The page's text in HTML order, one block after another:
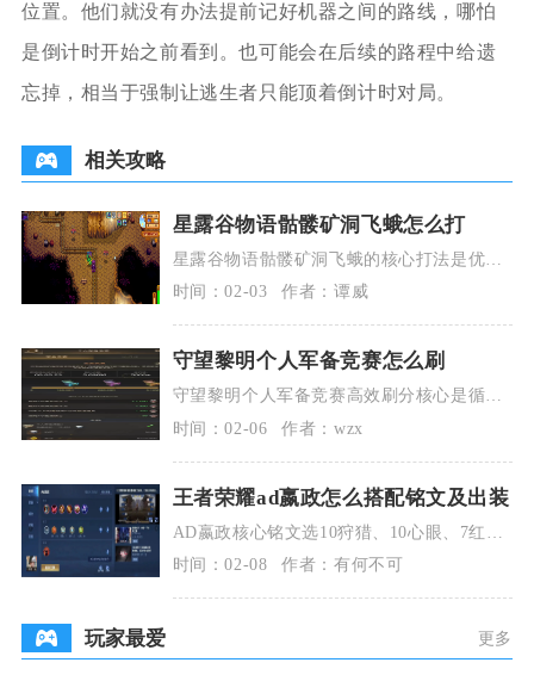
位置。他们就没有办法提前记好机器之间的路线，哪怕
是倒计时开始之前看到。也可能会在后续的路程中给遗
忘掉，相当于强制让逃生者只能顶着倒计时对局。
相关攻略
星露谷物语骷髅矿洞飞蛾怎么打
星露谷物语骷髅矿洞飞蛾的核心打法是优先
用“虫子杀手”附魔武器秒杀，其次靠高伤武
器卡位输出，
时间：02-03 作者：谭威
守望黎明个人军备竞赛怎么刷
守望黎明个人军备竞赛高效刷分核心是循环
做任务、利用英雄销毁返资源机制、集中投
入加速道具，优
时间：02-06 作者：wzx
王者荣耀ad嬴政怎么搭配铭文及出装
AD嬴政核心铭文选10狩猎、10心眼、7红月
3无双，出装以急速战靴、闪电匕首、无尽战
刃为核
时间：02-08 作者：有何不可
玩家最爱 更多